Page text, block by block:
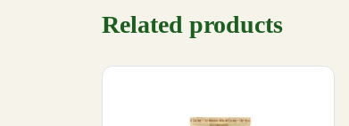
Related products